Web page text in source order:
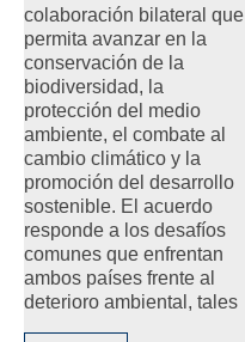
colaboración bilateral que
permita avanzar en la
conservación de la
biodiversidad, la
protección del medio
ambiente, el combate al
cambio climático y la
promoción del desarrollo
sostenible. El acuerdo
responde a los desafíos
comunes que enfrentan
ambos países frente al
deterioro ambiental, tales